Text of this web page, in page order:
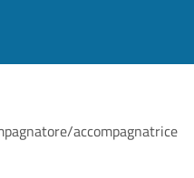
accompagnatrice